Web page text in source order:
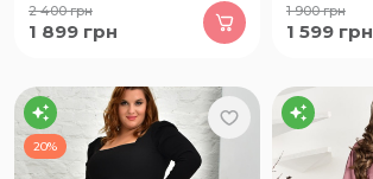
2 400грн
1 899 грн
1 900грн
1 599 грн
20%